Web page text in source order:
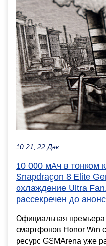
10:21, 22 Дек
10 000 мАч в тонком
Snapdragon 8 Elite
охлаждение Ultra
рассекречен до
Официальная премьера
смартфонов Honor Win
ресурс GSMArena уже